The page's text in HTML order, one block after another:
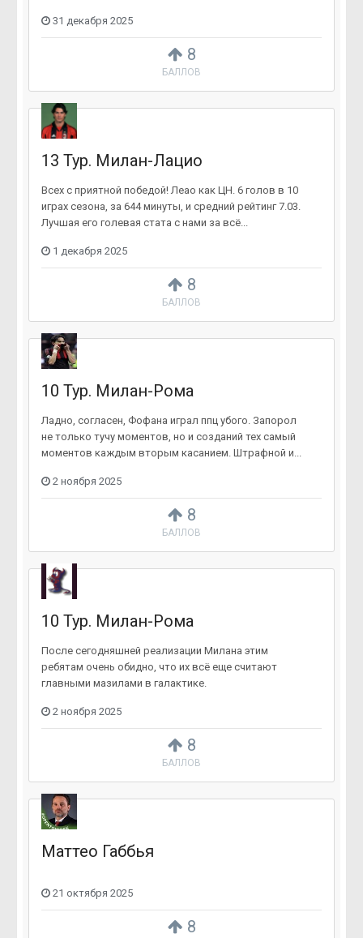
8
БАЛЛОВ
31 декабря 2025
8
БАЛЛОВ
13 Тур. Милан-Лацио
Всех с приятной победой! Леао как ЦН. 6 голов в 10
играх сезона, за 644 минуты, и средний рейтинг 7.03.
Лучшая его голевая стата с нами за всё...
1 декабря 2025
8
БАЛЛОВ
10 Тур. Милан-Рома
Ладно, согласен, Фофана играл ппц убого. Запорол
не только тучу моментов, но и созданий тех самый
моментов каждым вторым касанием. Штрафной и...
2 ноября 2025
8
БАЛЛОВ
10 Тур. Милан-Рома
После сегодняшней реализации Милана этим
ребятам очень обидно, что их всё еще считают
главными мазилами в галактике.
2 ноября 2025
8
Маттео Габбья
21 октября 2025